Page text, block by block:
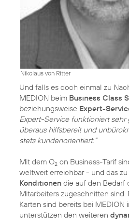
Nikolaus von Ritter
Und falls es doch einmal zu
MEDION beim Business Class
beziehungsweise Expert-
Expert-Service funktioniert sehr
überaus hilfsbereit und
stets kundenorientiert.“
Mit dem O2 on Business-Tarif
weltweit erreichbar - und das zu
Konditionen die auf den Bedarf
Mitarbeiters zugeschnitten
Karten sind bereits bei MEDION
unterstützen den weiteren